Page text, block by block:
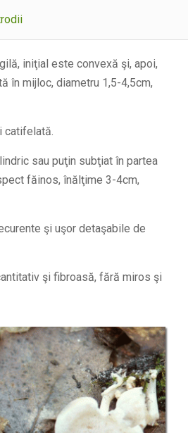
iniţial este convexă şi, apoi,
în mijloc, diametru 1,5-4,5cm,
catifelată.
sau puţin subţiat în partea
făinos, înălţime 3-4cm,
şi uşor detaşabile de
şi fibroasă, fără miros şi